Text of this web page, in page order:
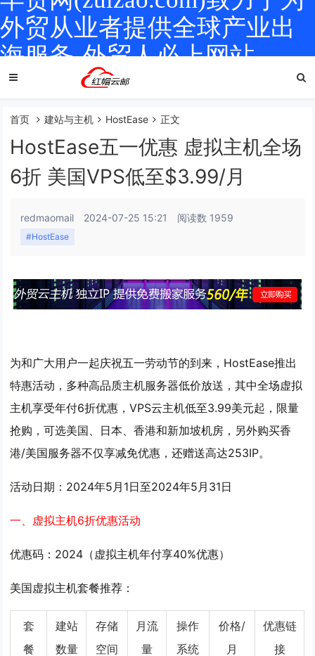
外贸从业者提供全球产业出
海服务-外贸人必上网站
首页 建站与主机 HostEase 正文
HostEase五一优惠 虚拟主机全场
6折 美国VPS低至$3.99/月
redmaomail 2024-07-25 15:21 阅读数 1959
#HostEase
为和广大用户一起庆祝五一劳动节的到来，HostEase推出
特惠活动，多种高品质主机服务器低价放送，其中全场虚拟
主机享受年付6折优惠，VPS云主机低至3.99美元起，限量
抢购，可选美国、日本、香港和新加坡机房，另外购买香
港/美国服务器不仅享减免优惠，还赠送高达253IP。
活动日期：2024年5月1日至2024年5月31日
一、虚拟主机6折优惠活动
优惠码： 2024（虚拟主机年付享40%优惠）
美国虚拟主机套餐推荐：
套
餐
建站
数量
存储
空间
月流
量
操作
系统
价格/
月
优惠链
接